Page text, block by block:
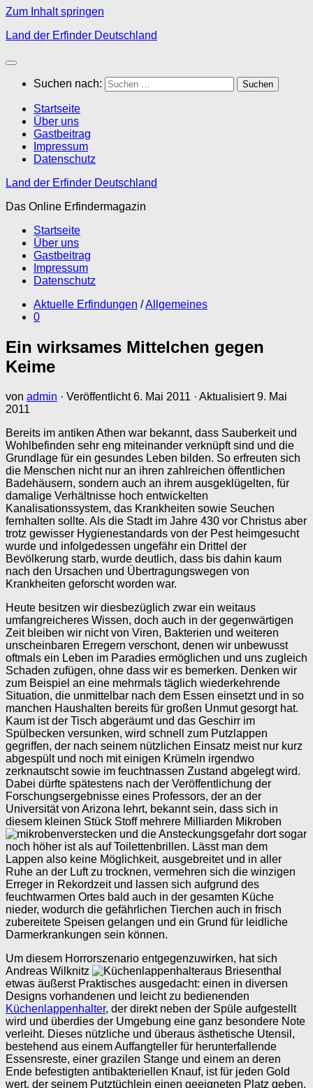
Zum Inhalt springen
Land der Erfinder Deutschland
Suchen nach:
Startseite
Über uns
Gastbeitrag
Impressum
Datenschutz
Land der Erfinder Deutschland
Das Online Erfindermagazin
Startseite
Über uns
Gastbeitrag
Impressum
Datenschutz
Aktuelle Erfindungen /Allgemeines
0
Ein wirksames Mittelchen gegen
Keime
von admin · Veröffentlicht6. Mai 2011 · Aktualisiert9. Mai
2011
Bereits im antiken Athen war bekannt, dass Sauberkeit und
Wohlbefinden sehr eng miteinander verknüpft sind und die
Grundlage für ein gesundes Leben bilden. So erfreuten sich
die Menschen nicht nur an ihren zahlreichen öffentlichen
Badehäusern, sondern auch an ihrem ausgeklügelten, für
damalige Verhältnisse hoch entwickelten
Kanalisationssystem, das Krankheiten sowie Seuchen
fernhalten sollte. Als die Stadt im Jahre 430 vor Christus aber
trotz gewisser Hygienestandards von der Pest heimgesucht
wurde und infolgedessen ungefähr ein Drittel der
Bevölkerung starb, wurde deutlich, dass bis dahin kaum
nach den Ursachen und Übertragungswegen von
Krankheiten geforscht worden war.
Heute besitzen wir diesbezüglich zwar ein weitaus
umfangreicheres Wissen, doch auch in der gegenwärtigen
Zeit bleiben wir nicht von Viren, Bakterien und weiteren
unscheinbaren Erregern verschont, denen wir unbewusst
oftmals ein Leben im Paradies ermöglichen und uns zugleich
Schaden zufügen, ohne dass wir es bemerken. Denken wir
zum Beispiel an eine mehrmals täglich wiederkehrende
Situation, die unmittelbar nach dem Essen einsetzt und in so
manchen Haushalten bereits für großen Unmut gesorgt hat.
Kaum ist der Tisch abgeräumt und das Geschirr im
Spülbecken versunken, wird schnell zum Putzlappen
gegriffen, der nach seinem nützlichen Einsatz meist nur kurz
abgespült und noch mit einigen Krümeln irgendwo
zerknautscht sowie im feuchtnassen Zustand abgelegt wird.
Dabei dürfte spätestens nach der Veröffentlichung der
Forschungsergebnisse eines Professors, der an der
Universität von Arizona lehrt, bekannt sein, dass sich in
diesem kleinen Stück Stoff mehrere Milliarden Mikroben
verstecken und die Ansteckungsgefahr dort sogar
noch höher ist als auf Toilettenbrillen. Lässt man dem
Lappen also keine Möglichkeit, ausgebreitet und in aller
Ruhe an der Luft zu trocknen, vermehren sich die winzigen
Erreger in Rekordzeit und lassen sich aufgrund des
feuchtwarmen Ortes bald auch in der gesamten Küche
nieder, wodurch die gefährlichen Tierchen auch in frisch
zubereitete Speisen gelangen und ein Grund für leidliche
Darmerkrankungen sein können.
Um diesem Horrorszenario entgegenzuwirken, hat sich
Andreas Wilknitz
aus Briesenthal
etwas äußerst Praktisches ausgedacht: einen in diversen
Designs vorhandenen und leicht zu bedienenden
Küchenlappenhalter, der direkt neben der Spüle aufgestellt
wird und überdies der Umgebung eine ganz besondere Note
verleiht. Dieses nützliche und überaus ästhetische Utensil,
bestehend aus einem Auffangteller für herunterfallende
Essensreste, einer grazilen Stange und einem an deren
Ende befestigten antibakteriellen Knauf, ist für jeden Gold
wert, der seinem Putztüchlein einen geeigneten Platz geben,